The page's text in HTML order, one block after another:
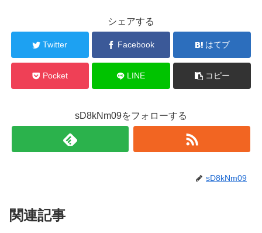
シェアする
Twitter Facebook はてブ
Pocket LINE コピー
sD8kNm09をフォローする
sD8kNm09
関連記事